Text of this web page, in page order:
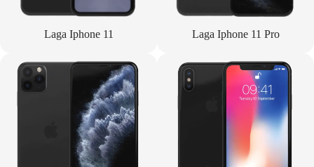
Laga Iphone 11 Laga Iphone 11 Pro